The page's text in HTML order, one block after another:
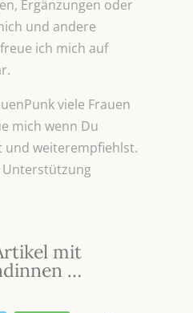
Ergänzungen oder
und andere
ich mich auf
viele Frauen
mich wenn Du
und weiterempfiehlst.
Unterstützung
mit
…